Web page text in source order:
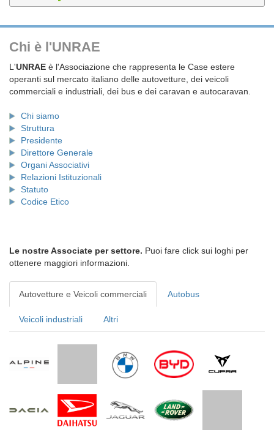
Chi è l'UNRAE
L'UNRAE è l'Associazione che rappresenta le Case estere
operanti sul mercato italiano delle autovetture, dei veicoli
commerciali e industriali, dei bus e dei caravan e autocaravan.
Chi siamo
Struttura
Presidente
Direttore Generale
Organi Associativi
Relazioni Istituzionali
Statuto
Codice Etico
Le nostre Associate per settore. Puoi fare click sui loghi per
ottenere maggiori informazioni.
Autovetture e Veicoli commerciali Autobus
Veicoli industriali Altri